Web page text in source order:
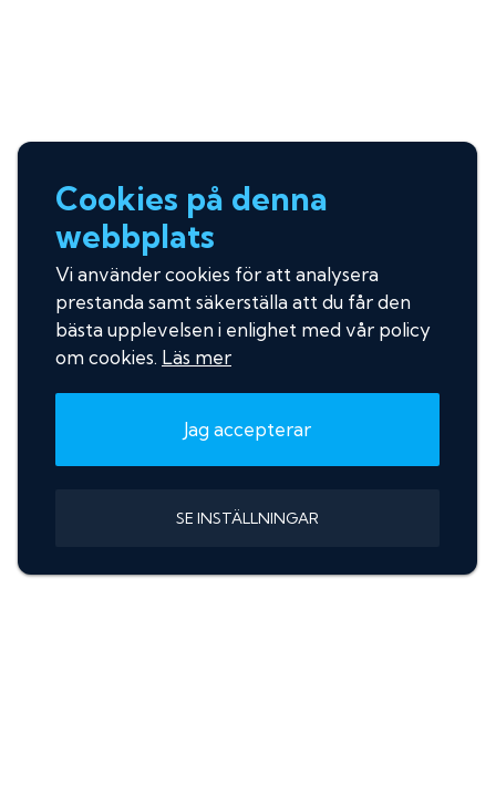
Cookies på denna
webbplats
Vi använder cookies för att analysera
prestanda samt säkerställa att du får den
bästa upplevelsen i enlighet med vår policy
om cookies. Läs mer
Jag accepterar
SE INSTÄLLNINGAR